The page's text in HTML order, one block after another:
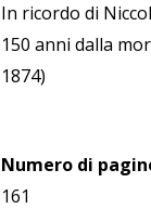
In ricordo di
150 anni dalla
1874)
Numero di
161